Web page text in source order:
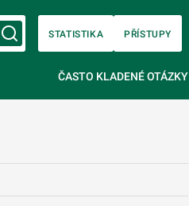
Vyhledávání na webu…
STATISTIKA PŘÍSTUPY
ČASTO KLADENÉ OTÁZKY